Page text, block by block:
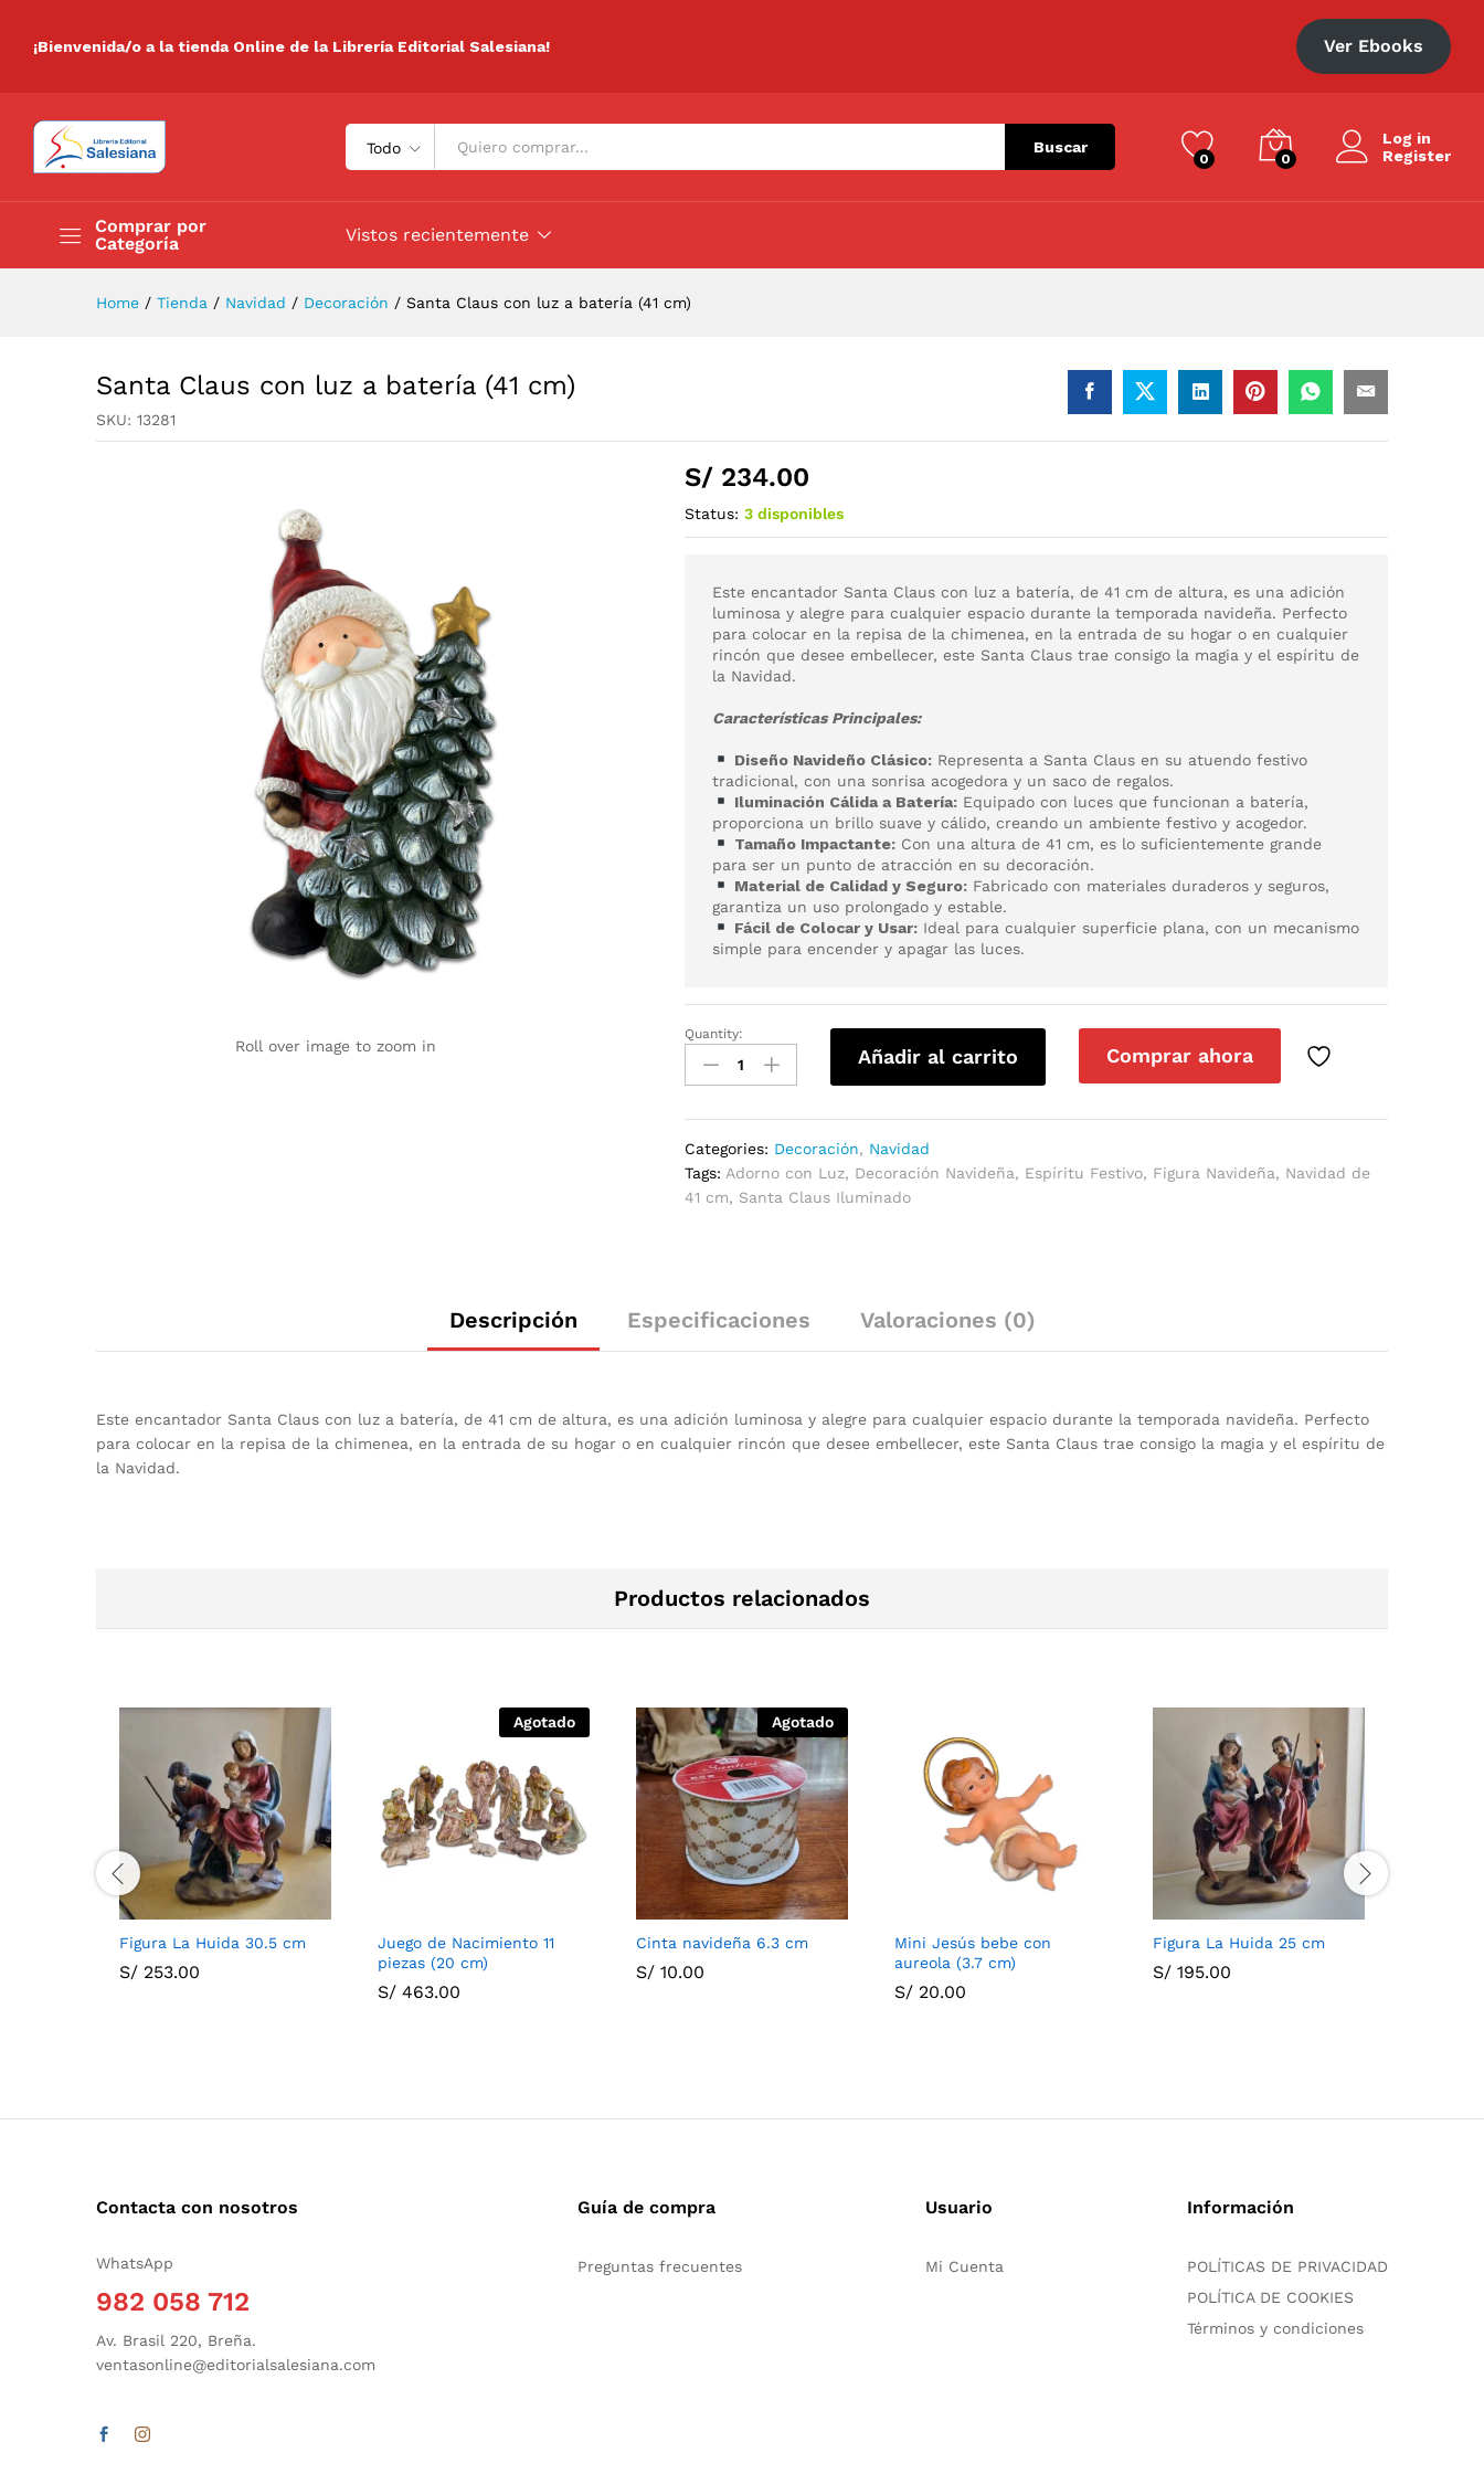
¡Bienvenida/o a la tienda Online de la Librería Editorial Salesiana! Ver Ebooks
Todo Buscar
0 0
Log in
Register
Comprar por
Categoría
Promociones
Vistos recientemente
Home / Tienda / Navidad / Decoración / Santa Claus con luz a batería (41 cm)
Santa Claus con luz a batería (41 cm)
SKU: 13281
Roll over image to zoom in
S/ 234.00
Status: 3 disponibles
Este encantador Santa Claus con luz a batería, de 41 cm de altura, es una adición
luminosa y alegre para cualquier espacio durante la temporada navideña. Perfecto
para colocar en la repisa de la chimenea, en la entrada de su hogar o en cualquier
rincón que desee embellecer, este Santa Claus trae consigo la magia y el espíritu de
la Navidad.
Características Principales:
Diseño Navideño Clásico: Representa a Santa Claus en su atuendo festivo
tradicional, con una sonrisa acogedora y un saco de regalos.
Iluminación Cálida a Batería: Equipado con luces que funcionan a batería,
proporciona un brillo suave y cálido, creando un ambiente festivo y acogedor.
Tamaño Impactante: Con una altura de 41 cm, es lo suficientemente grande
para ser un punto de atracción en su decoración.
Material de Calidad y Seguro: Fabricado con materiales duraderos y seguros,
garantiza un uso prolongado y estable.
Fácil de Colocar y Usar: Ideal para cualquier superficie plana, con un mecanismo
simple para encender y apagar las luces.
Quantity:
Añadir al carrito Comprar ahora
Categories: Decoración, Navidad
Tags: Adorno con Luz, Decoración Navideña, Espíritu Festivo, Figura Navideña, Navidad de
41 cm, Santa Claus Iluminado
Descripción Especificaciones Valoraciones (0)
Este encantador Santa Claus con luz a batería, de 41 cm de altura, es una adición luminosa y alegre para cualquier espacio durante la temporada navideña. Perfecto
para colocar en la repisa de la chimenea, en la entrada de su hogar o en cualquier rincón que desee embellecer, este Santa Claus trae consigo la magia y el espíritu de
la Navidad.
Productos relacionados
Figura La Huida 30.5 cm
S/ 253.00
Agotado
Juego de Nacimiento 11
piezas (20 cm)
S/ 463.00
Agotado
Cinta navideña 6.3 cm
S/ 10.00
Mini Jesús bebe con
aureola (3.7 cm)
S/ 20.00
Figura La Huida 25 cm
S/ 195.00
Contacta con nosotros
WhatsApp
982 058 712
Av. Brasil 220, Breña.
ventasonline@editorialsalesiana.com
Guía de compra
Preguntas frecuentes
Usuario
Mi Cuenta
Información
POLÍTICAS DE PRIVACIDAD
POLÍTICA DE COOKIES
Términos y condiciones
Añadir al carrito